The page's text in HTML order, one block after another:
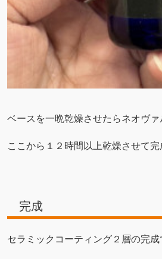
ベースを一晩乾燥させたらネオヴァ
ここから１２時間以上乾燥させて完
完成
セラミックコーティング２層の完成